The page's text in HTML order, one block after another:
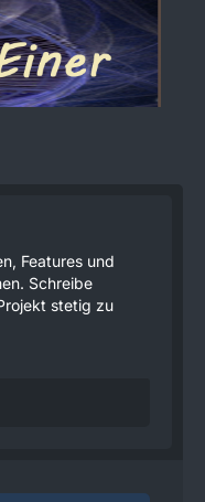
Features und
Schreibe
stetig zu